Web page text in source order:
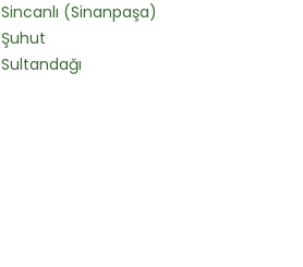
Sincanlı (Sinanpaşa)
Şuhut
Sultandağı